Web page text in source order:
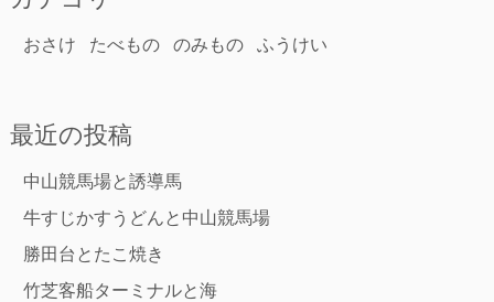
おさけ たべもの のみもの ふうけい
最近の投稿
中山競馬場と誘導馬
牛すじかすうどんと中山競馬場
勝田台とたこ焼き
竹芝客船ターミナルと海